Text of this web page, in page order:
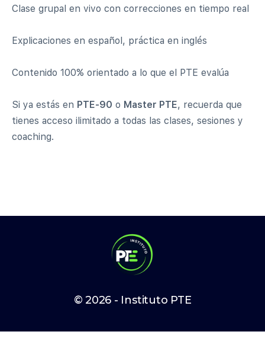
Clase grupal en vivo con correcciones en tiempo real
Explicaciones en español, práctica en inglés
Contenido 100% orientado a lo que el PTE evalúa
Si ya estás en PTE-90 o Master PTE, recuerda que
tienes acceso ilimitado a todas las clases, sesiones y
coaching.
© 2026 - Instituto PTE